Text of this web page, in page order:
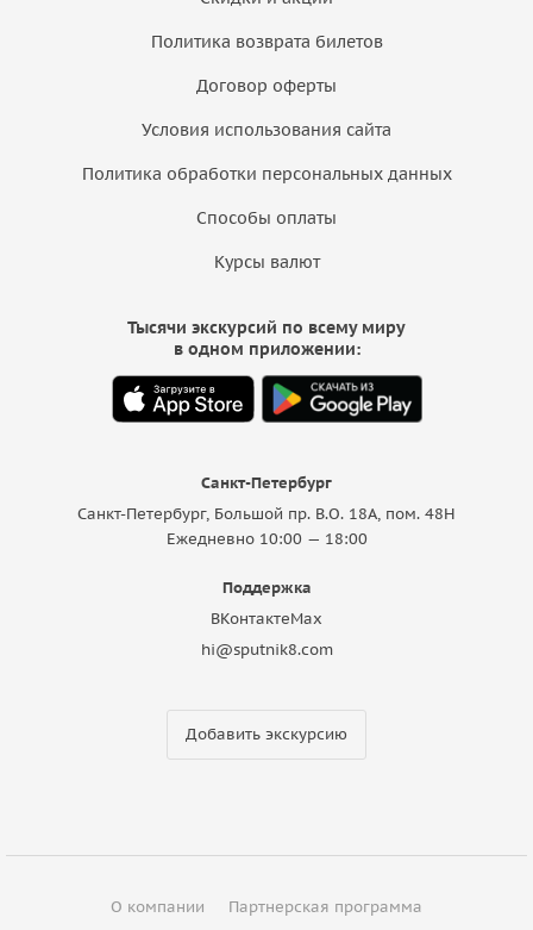
Политика возврата билетов
Договор оферты
Условия использования сайта
Политика обработки персональных данных
Способы оплаты
Курсы валют
Санкт-Петербург
Санкт-Петербург, Большой пр. В.О. 18A, пом. 48Н
Ежедневно 10:00 — 18:00
Поддержка
ВКонтактеMax
hi@sputnik8.com
Добавить экскурсию
Тысячи экскурсий по всему миру
в одном приложении:
О компании Партнерская программа